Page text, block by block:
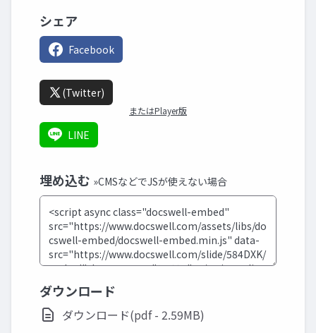
シェア
Facebook
(Twitter)
またはPlayer版
LINE
埋め込む »CMSなどでJSが使えない場合
ダウンロード
ダウンロード(pdf - 2.59MB)